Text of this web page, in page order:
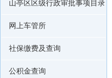
山亭区区级行政审批事项目录
网上车管所
社保缴费及查询
公积金查询